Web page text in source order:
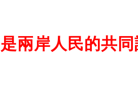
是兩岸人民的共